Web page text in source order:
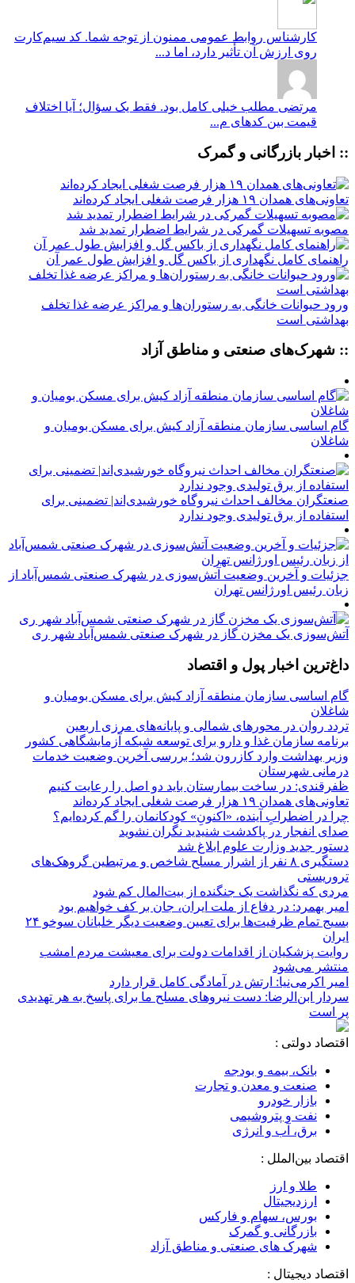
کارشناس روابط عمومی ممنون از توجه شما. کد سیم‌کارت
روی ارزش آن تأثیر دارد، اما د...
مرتضی مطلب خیلی کامل بود. فقط یک سؤال؛ آیا اختلاف
قیمت بین کدهای م...
:: اخبار بازرگانی و گمرک
تعاونی‌های همدان ۱۹ هزار فرصت شغلی ایجاد کرده‌اند
مصوبه تسهیلات گمرکی در شرایط اضطرار تمدید شد
راهنمای کامل نگهداری از باکس گل و افزایش طول عمر آن
ورود حیوانات خانگی به رستوران‌ها و مراکز عرضه غذا تخلف
بهداشتی است
:: شهرک‌های صنعتی و مناطق آزاد
گام اساسی سازمان منطقه آزاد کیش برای مسکن بومیان و
شاغلان
صنعتگران مخالف احداث نیروگاه خورشیدی‌اند| تضمینی برای
استفاده از برق تولیدی وجود ندارد
جزئیات و آخرین وضعیت آتش‌سوزی در شهرک صنعتی شمس‌آباد از
زبان رئیس اورژانس تهران
آتش‌سوزی یک مخزن گاز در شهرک صنعتی شمس‌آباد شهر ری
داغ‌ترین اخبار پول و اقتصاد
گام اساسی سازمان منطقه آزاد کیش برای مسکن بومیان و
شاغلان
تردد روان در محورهای شمالی و پایانه‌های مرزی اربعین
برنامه سازمان غذا و دارو برای توسعه شبکه آزمایشگاهی کشور
وزیر بهداشت وارد کازرون شد؛ بررسی آخرین وضعیت خدمات
درمانی شهرستان
ظفرقندی: در ساخت بیمارستان باید دو اصل را رعایت کنیم
تعاونی‌های همدان ۱۹ هزار فرصت شغلی ایجاد کرده‌اند
چرا در اضطرابِ آینده، «اکنونِ» کودکانمان را گم کرده‌ایم؟
صدای انفجار در پاکدشت شنیدید نگران نشوید
دستور جدید وزارت علوم ابلاغ شد
دستگیری ۸ نفر از اشرار مسلح شاخص و مرتبطین گروهک‌های
تروریستی
مردی که نگذاشت یک جنگنده از بیت‌المال کم شود
امیر بهمرد: در دفاع از ملت ایران، جان بر کف خواهیم بود
بسیج تمام ظرفیت‌ها برای تعیین وضعیت دیگر خلبانان سوخو ۲۴
ایران
روایت پزشکیان از اقدامات دولت برای معیشت مردم امشب
منتشر می‌شود
امیر اکرمی‌نیا: ارتش در آمادگی کامل قرار دارد
سردار ابن‌الرضا: دست نیروهای مسلح ما برای پاسخ به هر تهدیدی
پر است
اقتصاد دولتی :
بانک، بیمه و بودجه
صنعت و معدن و تجارت
بازار خودرو
نفت و پتروشیمی
برق، آب و انرژی
اقتصاد بین‌الملل :
طلا و ارز
ارزدیجیتال
بورس، سهام و فارکس
بازرگانی و گمرک
شهرک های صنعتی و مناطق آزاد
اقتصاد دیجیتال :